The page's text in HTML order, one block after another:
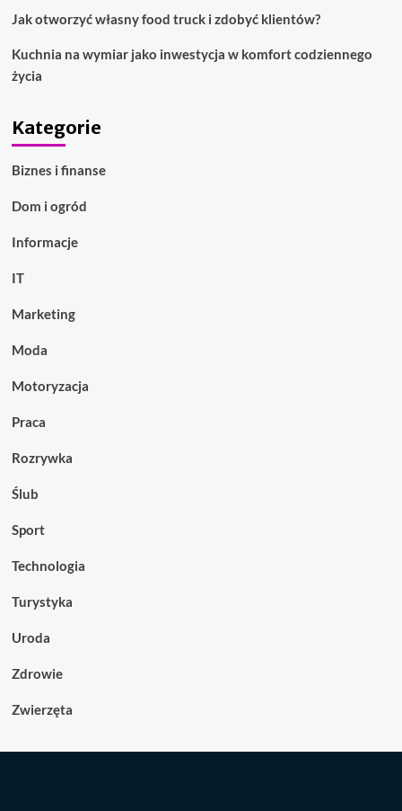
Jak otworzyć własny food truck i zdobyć klientów?
Kuchnia na wymiar jako inwestycja w komfort codziennego
życia
Kategorie
Biznes i finanse
Dom i ogród
Informacje
IT
Marketing
Moda
Motoryzacja
Praca
Rozrywka
Ślub
Sport
Technologia
Turystyka
Uroda
Zdrowie
Zwierzęta